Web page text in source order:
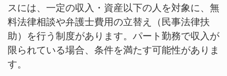
スには、一定の収入・資産以下の人を対象に、無
料法律相談や弁護士費用の立替え（民事法律扶
助）を行う制度があります。パート勤務で収入が
限られている場合、条件を満たす可能性がありま
す。